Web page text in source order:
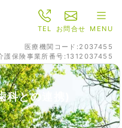
TEL お問合せ MENU
医療機関コード:2037455
護保険事業所番号:1312037455
との連携)